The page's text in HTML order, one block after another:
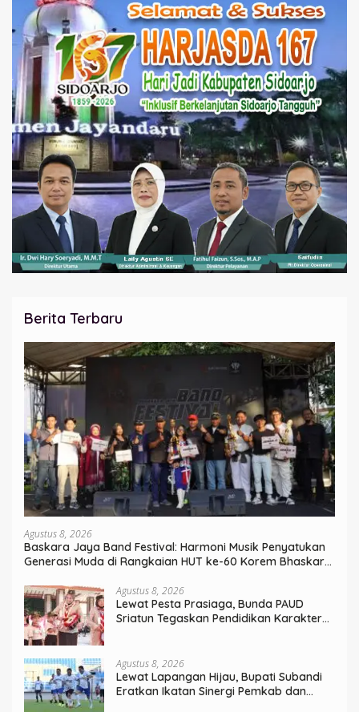
Berita Terbaru
Agustus 8, 2026
Baskara Jaya Band Festival: Harmoni Musik Penyatukan
Generasi Muda di Rangkaian HUT ke-60 Korem Bhaskara
Agustus 8, 2026
Lewat Pesta Prasiaga, Bunda PAUD
Sriatun Tegaskan Pendidikan Karakter
Agustus 8, 2026
Lewat Lapangan Hijau, Bupati Subandi
Eratkan Ikatan Sinergi Pemkab dan